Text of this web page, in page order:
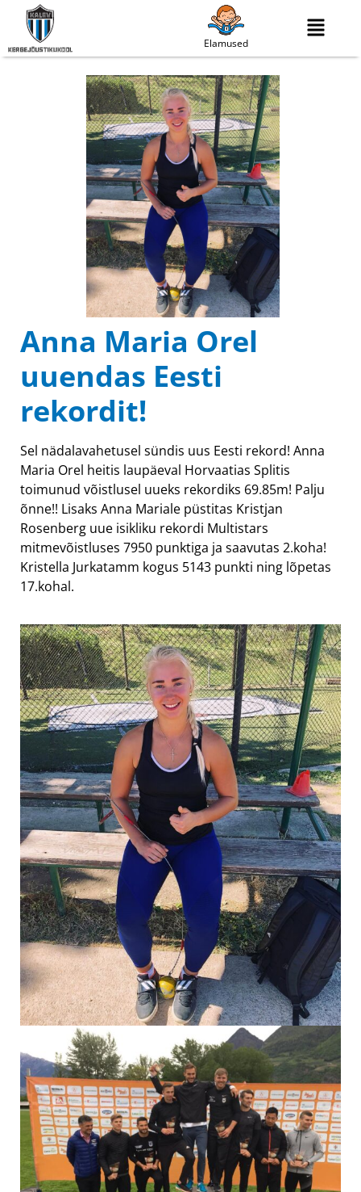
Elamused
Anna Maria Orel
uuendas Eesti
rekordit!
Sel nädalavahetusel sündis uus Eesti rekord! Anna
Maria Orel heitis laupäeval Horvaatias Splitis
toimunud võistlusel uueks rekordiks 69.85m! Palju
õnne!! Lisaks Anna Mariale püstitas Kristjan
Rosenberg uue isikliku rekordi Multistars
mitmevõistluses 7950 punktiga ja saavutas 2.koha!
Kristella Jurkatamm kogus 5143 punkti ning lõpetas
17.kohal.